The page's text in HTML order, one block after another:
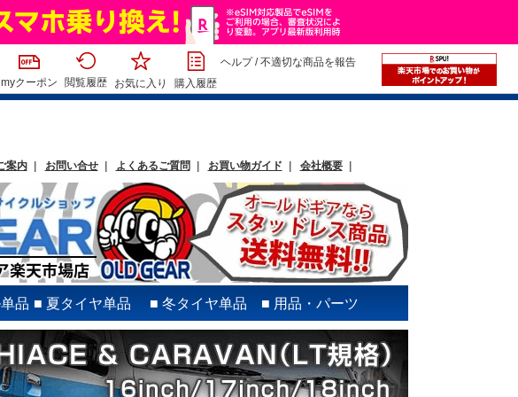
myクーポン 閲覧履歴 お気に入り 購入履歴
ヘルプ/不適切な商品を報告